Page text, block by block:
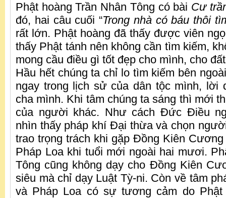
Phật hoàng Trần Nhân Tông có bài Cư
đó, hai câu cuối “Trong nhà có báu thôi
rất lớn. Phật hoàng đã thấy được viên
thấy Phật tánh nên không cần tìm kiếm,
mong cầu điều gì tốt đẹp cho mình, cho
Hầu hết chúng ta chỉ lo tìm kiếm bên
ngay trong lịch sử của dân tộc mình, lời
cha mình. Khi tâm chúng ta sáng thì mới
của người khác. Như cách Đức Điều
nhìn thấy pháp khí Đại thừa và chọn
trao trọng trách khi gặp Đồng Kiên
Pháp Loa khi tuổi mới ngoài hai mươi.
Tông cũng không dạy cho Đồng Kiên
siêu mà chỉ dạy Luật Tỳ-ni. Còn về tâm
và Pháp Loa có sự tương cảm do Phật